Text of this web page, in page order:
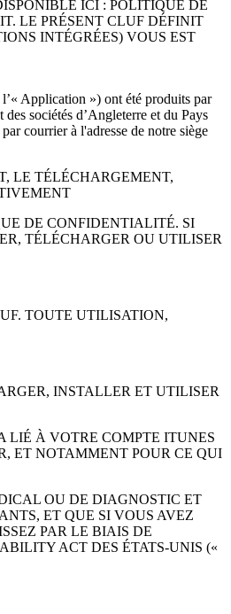
ICI : POLITIQUE DE
LE PRÉSENT CLUF DÉFINIT
INTÉGRÉES) VOUS EST
Application ») ont été produits par
sociétés d’Angleterre et du Pays
courrier à l'adresse de notre siège
LE TÉLÉCHARGEMENT,
DE CONFIDENTIALITÉ. SI
TÉLÉCHARGER OU UTILISER
TOUTE UTILISATION,
INSTALLER ET UTILISER
LIÉ À VOTRE COMPTE ITUNES
ET NOTAMMENT POUR CE QUI
OU DE DIAGNOSTIC ET
ET QUE SI VOUS AVEZ
PAR LE BIAIS DE
ACT DES ÉTATS-UNIS («